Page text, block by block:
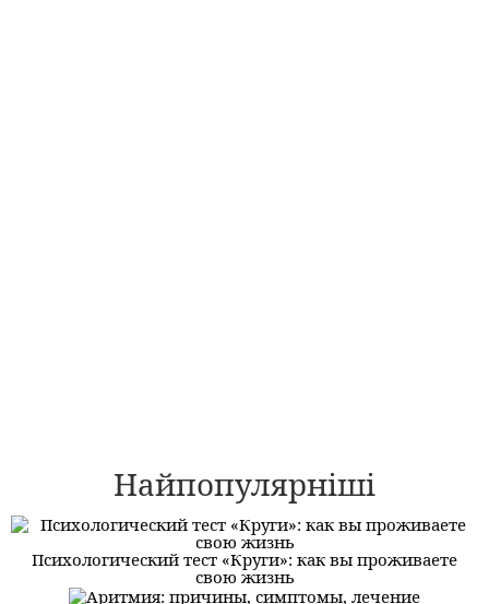
Найпопулярніші
Психологический тест «Круги»: как вы проживаете
свою жизнь